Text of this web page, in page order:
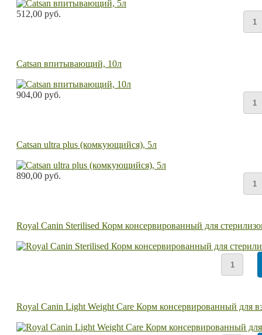
512,00 руб.
Catsan впитывающий, 10л
904,00 руб.
Catsan ultra plus (комкующийся), 5л
890,00 руб.
Royal Canin Sterilised Корм консервированный для
Royal Canin Light Weight Care Корм консервированный для